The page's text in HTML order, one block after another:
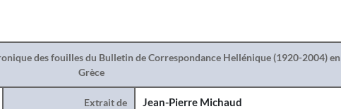
des fouilles du Bulletin de Correspondance Hellénique (1920-2004) en
Grèce
Extrait de
Jean-Pierre Michaud